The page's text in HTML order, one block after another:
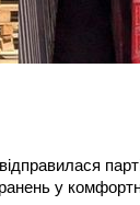
у